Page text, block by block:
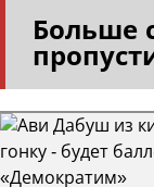
Больше